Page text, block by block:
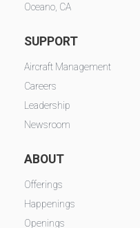
Oceano, CA
SUPPORT
Aircraft Management
Careers
Leadership
Newsroom
ABOUT
Offerings
Happenings
Openings